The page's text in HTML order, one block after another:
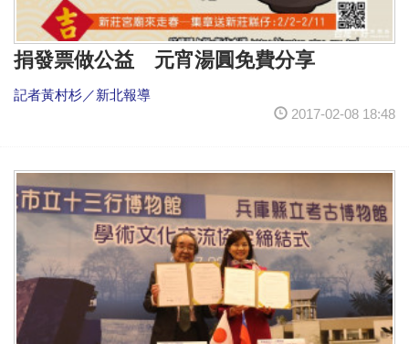
捐發票做公益 元宵湯圓免費分享
記者黃村杉／新北報導
2017-02-08 18:48